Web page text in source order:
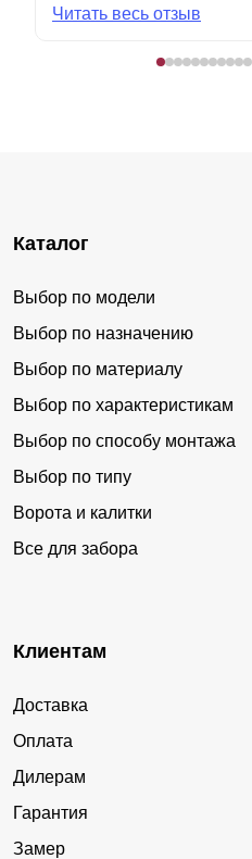
Читать весь отзыв
Каталог
Выбор по модели
Выбор по назначению
Выбор по материалу
Выбор по характеристикам
Выбор по способу монтажа
Выбор по типу
Ворота и калитки
Все для забора
Клиентам
Доставка
Оплата
Дилерам
Гарантия
Замер